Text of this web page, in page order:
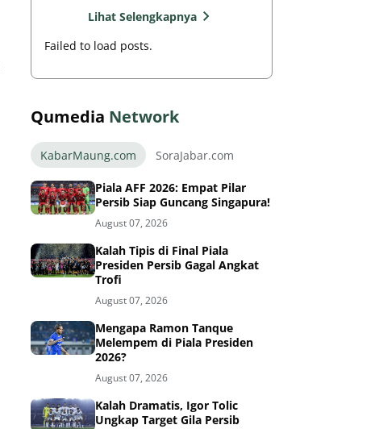
Lihat Selengkapnya
Failed to load posts.
Qumedia Network
KabarMaung.com SoraJabar.com
Piala AFF 2026: Empat Pilar
Persib Siap Guncang Singapura!
August 07, 2026
Kalah Tipis di Final Piala
Presiden Persib Gagal Angkat
Trofi
August 07, 2026
Mengapa Ramon Tanque
Melempem di Piala Presiden
2026?
August 07, 2026
Kalah Dramatis, Igor Tolic
Ungkap Target Gila Persib